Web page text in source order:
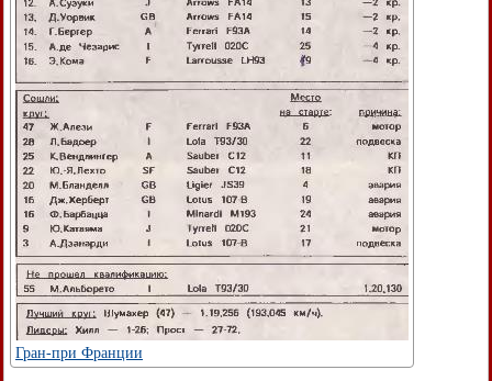
Гран-при Франции